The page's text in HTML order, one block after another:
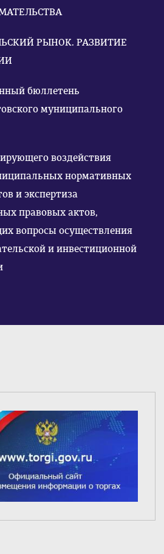
РЫНОК. РАЗВИТИЕ
бюллетень
муниципального
воздействия
нормативных
и экспертиза
правовых актов,
вопросы осуществления
и инвестиционной